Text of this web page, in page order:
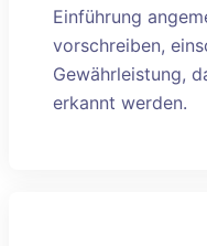
Einführung
vorschreiben,
Gewährleistung,
erkannt werden.